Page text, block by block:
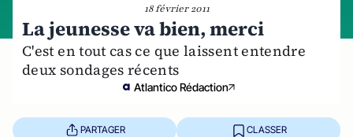
18 février 2011
La jeunesse va bien, merci
C'est en tout cas ce que laissent entendre
deux sondages récents
Atlantico Rédaction
PARTAGER CLASSER